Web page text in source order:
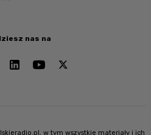
nas na
w tym wszystkie materiały i ich